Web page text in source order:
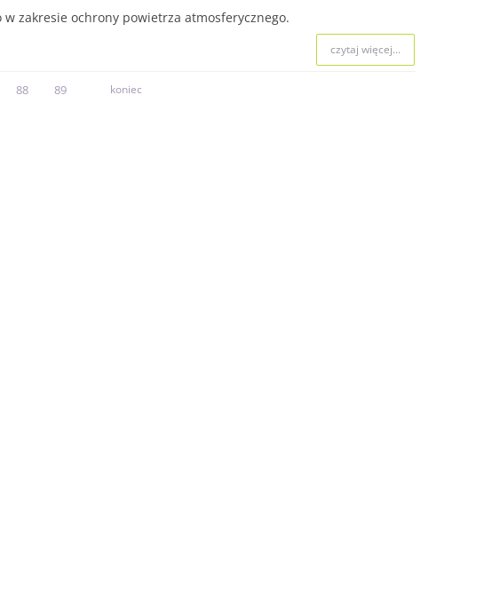
zakresie ochrony powietrza atmosferycznego.
czytaj więcej...
88 89 koniec